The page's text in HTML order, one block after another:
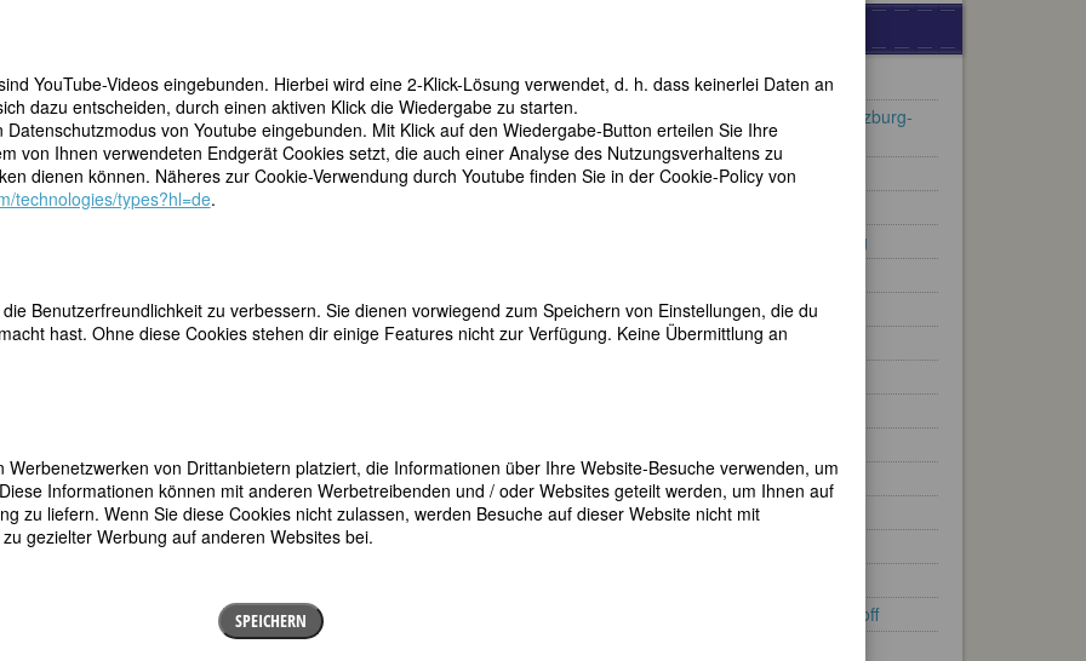
Lyrikerin der Gegenwart”⁠ gefeiert (Jochen Hieber zit. in Kane), wurde in
DDR-DichterInnen bekannt. Sie wichen ab von der offiziellen Ideologie,
der sozialistischen Gesellschaft widerspiegeln. „Ich habe in der
immer etwas Allgemeines schreiben … Das Ich-Sagen war mein Glück”
Beobachtung der Natur und des Alltags, ihre oft überraschenden
und des Satzbaus sowie ihr Gespür für Rhythmus fasste Peter
Themen – Liebe und Resignation – reagierten manche DDR-Kritiker
ihre LeserInnen im Westen – fasziniert von ihrer Fähigkeit, mit so
Inhalte zu transportieren. Ihre frühen literarischen und
Interviews mit Frauen basierenden Texte, die sie 1973 unter dem
bergehohen Wellen auf See, eine Sammlung von Short Stories über
und die Lage der Frauen in der damaligen DDR. Die DDR
Einstellungen jedoch noch recht patriarchal. Aber während Kirsch
Bettina von Arnim und Annette von Droste-Hülshoff) historisch
westlicher Feministinnen, sie für die Frauenbewegung zu
Großvaters in Limlingerode im Südharz (Nord-Thüringen) geboren.
den Nazis ermordeten Juden und aus Protest gegen die
Sie wächst in Halberstadt auf, das noch im April 1945
ihre Kindheit als glücklich: “Ich hatte eine Mutter, von der kommt
Mutter war ein großes Geschenk”⁠ (Kirsch/Radisch). Liebevoll und
Pflanzen und ist ihr auch als leidenschaftliche Leserin früh ein Vorbild.⁠
Anna Achmatowa
Ämilie Juliane von Schwarzburg-
Rudolstadt
Rose Ausländer
Elizabeth Barrett-Browning
Elizabeth Bishop
Louise Bogan
Maddalena Campiglia
Vittoria Colonna
Annette von Droste-Hülshoff
YouTube-Videos eingebunden. Hierbei wird eine 2-Klick-Lösung verwendet, d. h. dass keinerlei Daten an
dazu entscheiden, durch einen aktiven Klick die Wiedergabe zu starten.
von Youtube eingebunden. Mit Klick auf den Wiedergabe-Button erteilen Sie Ihre
von Ihnen verwendeten Endgerät Cookies setzt, die auch einer Analyse des Nutzungsverhaltens zu
dienen können. Näheres zur Cookie-Verwendung durch Youtube finden Sie in der Cookie-Policy von
technologies/types?hl=de.
Benutzerfreundlichkeit zu verbessern. Sie dienen vorwiegend zum Speichern von Einstellungen, die du
hast. Ohne diese Cookies stehen dir einige Features nicht zur Verfügung. Keine Übermittlung an
Werbenetzwerken von Drittanbietern platziert, die Informationen über Ihre Website-Besuche verwenden, um
Informationen können mit anderen Werbetreibenden und / oder Websites geteilt werden, um Ihnen auf
zu liefern. Wenn Sie diese Cookies nicht zulassen, werden Besuche auf dieser Website nicht mit
gezielter Werbung auf anderen Websites bei.
SPEICHERN